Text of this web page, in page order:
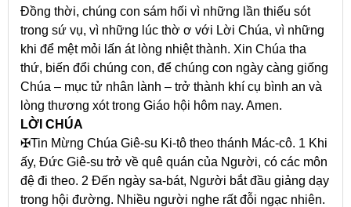
Đồng thời, chúng con sám hối vì những lần thiếu sót
trong sứ vụ, vì những lúc thờ ơ với Lời Chúa, vì những
khi để mệt mỏi lấn át lòng nhiệt thành. Xin Chúa tha
thứ, biến đổi chúng con, để chúng con ngày càng giống
Chúa – mục tử nhân lành – trở thành khí cụ bình an và
lòng thương xót trong Giáo hội hôm nay. Amen.
LỜI CHÚA
✠Tin Mừng Chúa Giê-su Ki-tô theo thánh Mác-cô. 1 Khi
ấy, Đức Giê-su trở về quê quán của Người, có các môn
đệ đi theo. 2 Đến ngày sa-bát, Người bắt đầu giảng dạy
trong hội đường. Nhiều người nghe rất đỗi ngạc nhiên.